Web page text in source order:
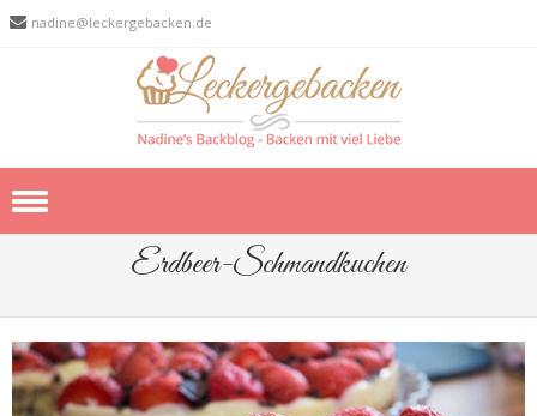
nadine@leckergebacken.de
Erdbeer-Schmandkuchen